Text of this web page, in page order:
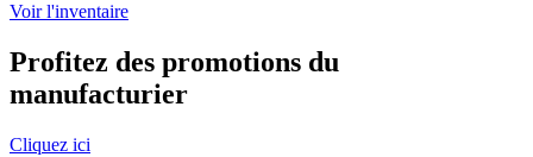
Voir l'inventaire
Profitez des promotions du
manufacturier
Cliquez ici